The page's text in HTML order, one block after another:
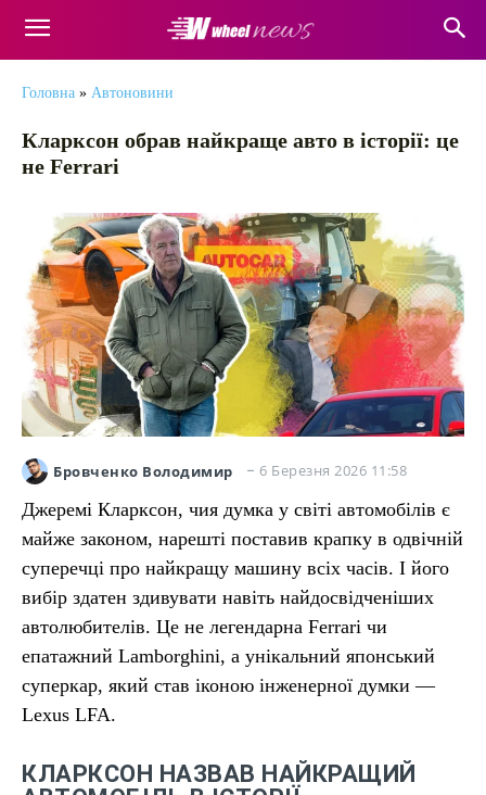
Головна » Автоновини
Кларксон обрав найкраще авто в історії: це
не Ferrari
Бровченко Володимир 6 Березня 2026 11:58
Джеремі Кларксон, чия думка у світі автомобілів є
майже законом, нарешті поставив крапку в одвічній
суперечці про найкращу машину всіх часів. І його
вибір здатен здивувати навіть найдосвідченіших
автолюбителів. Це не легендарна Ferrari чи
епатажний Lamborghini, а унікальний японський
суперкар, який став іконою інженерної думки —
Lexus LFA.
КЛАРКСОН НАЗВАВ НАЙКРАЩИЙ